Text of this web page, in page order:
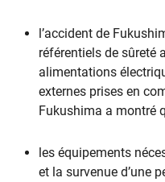
l’accident de
référentiels de sûreté
alimentations
externes prises en
Fukushima a montré
les équipements
et la survenue d’une